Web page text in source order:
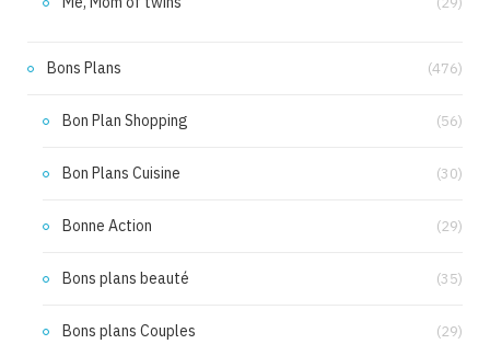
Bons Plans (476)
Bon Plan Shopping (56)
Bon Plans Cuisine (30)
Bonne Action (29)
Bons plans beauté (35)
Bons plans Couples (29)